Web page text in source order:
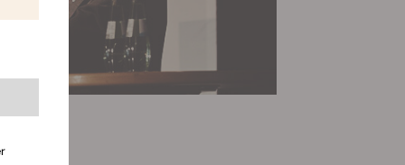
ICBC